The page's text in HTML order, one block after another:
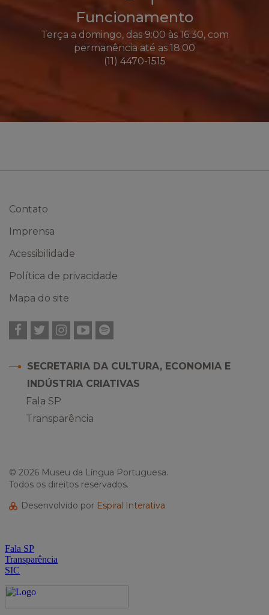
Funcionamento
Terça a domingo, das 9:00 às 16:30, com
permanência até as 18:00
(11) 4470-1515
Contato
Imprensa
Acessibilidade
Política de privacidade
Mapa do site
Facebook
Twitter
Instagram
YouTube
Spotify
SECRETARIA DA CULTURA, ECONOMIA E
INDÚSTRIA CRIATIVAS
Fala SP
Transparência
© 2026 Museu da Língua Portuguesa.
Todos os direitos reservados.
Desenvolvido por Espiral Interativa